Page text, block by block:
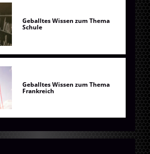
Geballtes Wissen zum Thema
Schule
Geballtes Wissen zum Thema
Frankreich